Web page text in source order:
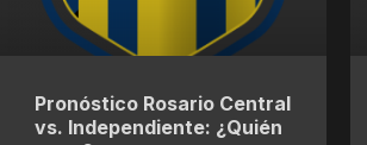
Pronóstico Rosario Central
vs. Independiente: ¿Quién